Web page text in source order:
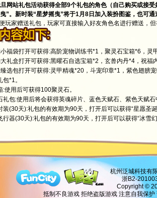
网站礼包活动获得全部9个礼包的角色（自己购买或接
”。新时装“星梦摇曳”将于1月8日加入装扮图鉴，也可
玩家赠送礼包，玩家可直接输入好友角色名进行赠送，
福袋打开可获得:高阶宠物训练书*1，聚灵石宝箱*6，灵
礼盒打开可获得:黑曜石自选宝箱*2，玄兽内丹*4，祝
选包打开可获得:灵甲精魂*20，斗宠印章*1，紫色翅膀
*1。
:使用后可获得100聚灵石。
礼包:使用后将会获得英魂碎片、蓝色天赋石、紫色天赋
装(30天):礼包的有效期为90天，打开后可以获得“星愿圣
行器(30天):礼包的有效期为90天，打开后可以获得“冰雪
杭州泛城科技有
浙B2-
Copyright ©
抵制不良游戏 拒绝盗版游戏 注意自我保